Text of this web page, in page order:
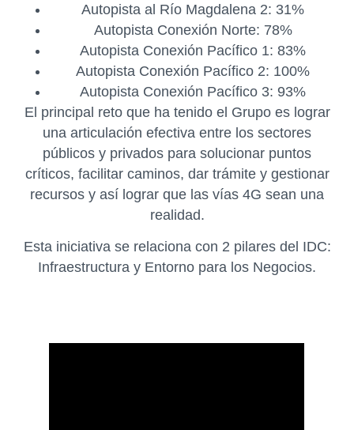
Autopista al Río Magdalena 2: 31%
Autopista Conexión Norte: 78%
Autopista Conexión Pacífico 1: 83%
Autopista Conexión Pacífico 2: 100%
Autopista Conexión Pacífico 3: 93%
El principal reto que ha tenido el Grupo es lograr
una articulación efectiva entre los sectores
públicos y privados para solucionar puntos
críticos, facilitar caminos, dar trámite y gestionar
recursos y así lograr que las vías 4G sean una
realidad.
Esta iniciativa se relaciona con 2 pilares del IDC:
Infraestructura y Entorno para los Negocios.